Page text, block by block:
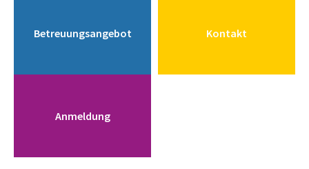
Betreuungsangebot Kontakt
Anmeldung